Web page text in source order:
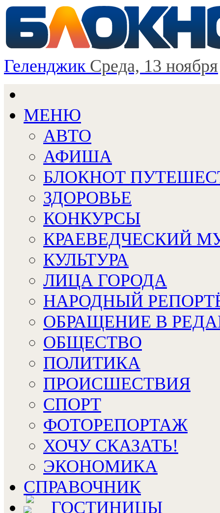
Геленджик Среда, 13 ноября
МЕНЮ
АВТО
АФИША
БЛОКНОТ
ЗДОРОВЬЕ
КОНКУРСЫ
КРАЕВЕДЧЕСКИЙ
КУЛЬТУРА
ЛИЦА ГОРОДА
НАРОДНЫЙ
ОБРАЩЕНИЕ В
ОБЩЕСТВО
ПОЛИТИКА
ПРОИСШЕСТВИЯ
СПОРТ
ФОТОРЕПОРТАЖ
ХОЧУ СКАЗАТЬ!
ЭКОНОМИКА
СПРАВОЧНИК
ГОСТИНИЦЫ